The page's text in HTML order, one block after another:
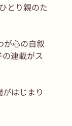
とり親のた
が心の自叙
連載がス
はじまり